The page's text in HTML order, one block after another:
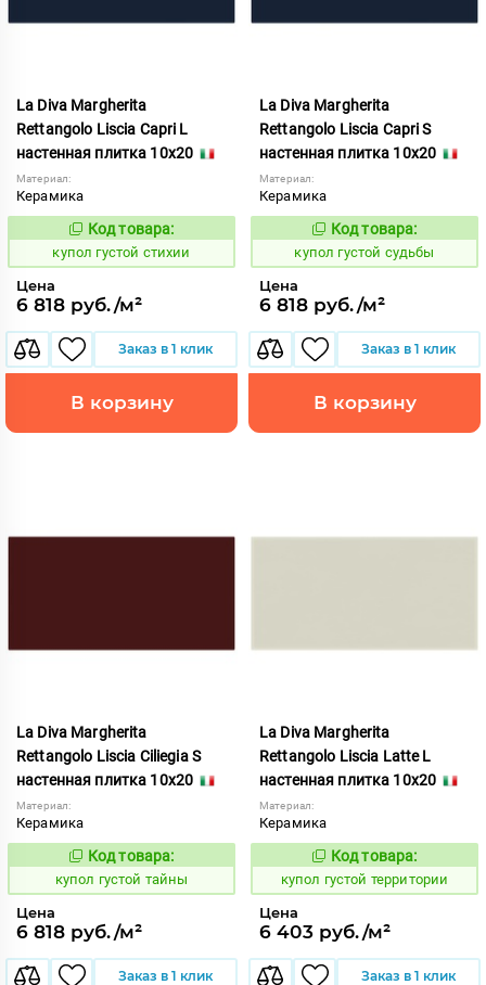
La Diva Margherita
Rettangolo Liscia Capri L
настенная плитка 10x20
Материал:
Керамика
846723
Код товара:
купол густой стихии
Цена
6 818 руб./м²
Заказ в 1 клик
В корзину
La Diva Margherita
Rettangolo Liscia Capri S
настенная плитка 10x20
Материал:
Керамика
846724
Код товара:
купол густой судьбы
Цена
6 818 руб./м²
Заказ в 1 клик
В корзину
La Diva Margherita
Rettangolo Liscia Ciliegia S
настенная плитка 10x20
Материал:
Керамика
846726
Код товара:
купол густой тайны
Цена
6 818 руб./м²
Заказ в 1 клик
La Diva Margherita
Rettangolo Liscia Latte L
настенная плитка 10x20
Материал:
Керамика
846729
Код товара:
купол густой территории
Цена
6 403 руб./м²
Заказ в 1 клик